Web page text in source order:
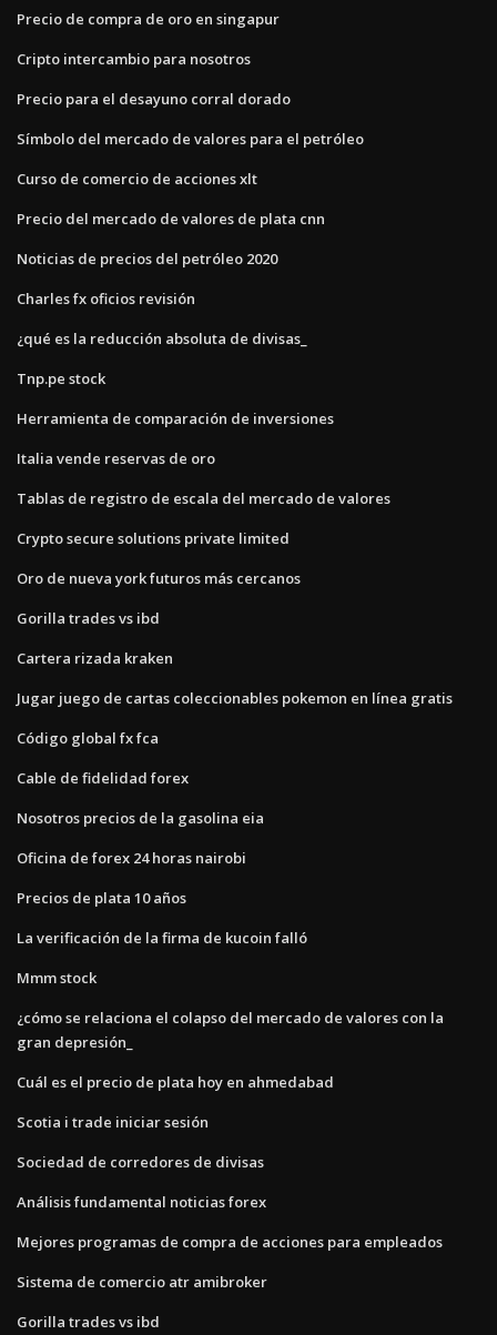
Precio de compra de oro en singapur
Cripto intercambio para nosotros
Precio para el desayuno corral dorado
Símbolo del mercado de valores para el petróleo
Curso de comercio de acciones xlt
Precio del mercado de valores de plata cnn
Noticias de precios del petróleo 2020
Charles fx oficios revisión
¿qué es la reducción absoluta de divisas_
Tnp.pe stock
Herramienta de comparación de inversiones
Italia vende reservas de oro
Tablas de registro de escala del mercado de valores
Crypto secure solutions private limited
Oro de nueva york futuros más cercanos
Gorilla trades vs ibd
Cartera rizada kraken
Jugar juego de cartas coleccionables pokemon en línea gratis
Código global fx fca
Cable de fidelidad forex
Nosotros precios de la gasolina eia
Oficina de forex 24 horas nairobi
Precios de plata 10 años
La verificación de la firma de kucoin falló
Mmm stock
¿cómo se relaciona el colapso del mercado de valores con la
gran depresión_
Cuál es el precio de plata hoy en ahmedabad
Scotia i trade iniciar sesión
Sociedad de corredores de divisas
Análisis fundamental noticias forex
Mejores programas de compra de acciones para empleados
Sistema de comercio atr amibroker
Gorilla trades vs ibd